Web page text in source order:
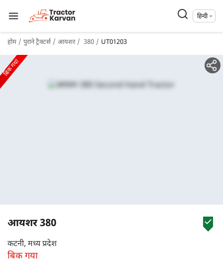
हिन्दी
होम पुराने ट्रैक्टर्स आयशर 380 UT01203
बिक गया
आयशर 380
कटनी, मध्य प्रदेश
बिक गया